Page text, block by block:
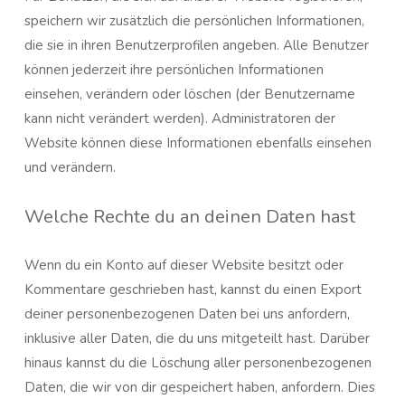
speichern wir zusätzlich die persönlichen Informationen,
die sie in ihren Benutzerprofilen angeben. Alle Benutzer
können jederzeit ihre persönlichen Informationen
einsehen, verändern oder löschen (der Benutzername
kann nicht verändert werden). Administratoren der
Website können diese Informationen ebenfalls einsehen
und verändern.
Welche Rechte du an deinen Daten hast
Wenn du ein Konto auf dieser Website besitzt oder
Kommentare geschrieben hast, kannst du einen Export
deiner personenbezogenen Daten bei uns anfordern,
inklusive aller Daten, die du uns mitgeteilt hast. Darüber
hinaus kannst du die Löschung aller personenbezogenen
Daten, die wir von dir gespeichert haben, anfordern. Dies